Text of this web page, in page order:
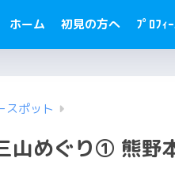
ホーム 初見の方へ ﾌﾟﾛﾌｨ
スポット
山めぐり① 熊野